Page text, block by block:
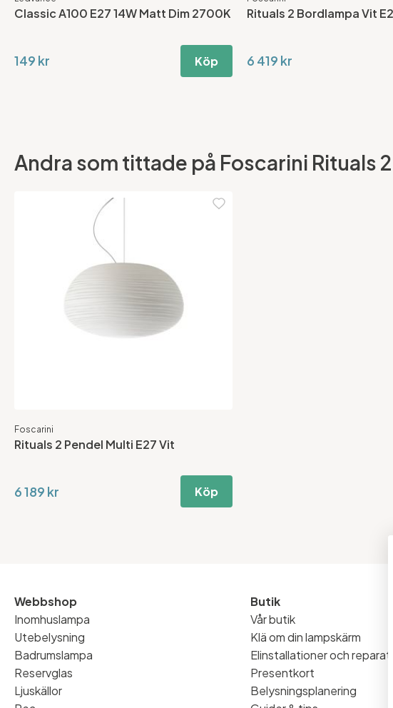
Classic A100 E27 14W Matt Dim 2700K
149 kr Köp
Rituals 2 Bordlampa Vit
6 419 kr
Andra som tittade på Foscarini Rituals
Foscarini
Rituals 2 Pendel Multi E27 Vit
6 189 kr Köp
Webbshop
Inomhuslampa
Utebelysning
Badrumslampa
Reservglas
Ljuskällor
Butik
Vår butik
Klä om din lampskärm
Elinstallationer och
Presentkort
Belysningsplanering